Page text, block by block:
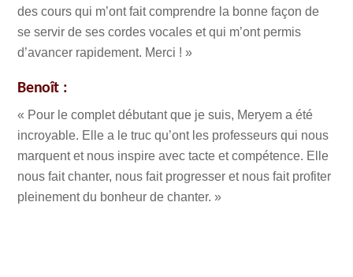
des cours qui m’ont fait comprendre la bonne façon de
se servir de ses cordes vocales et qui m’ont permis
d’avancer rapidement. Merci ! »
Benoît :
« Pour le complet débutant que je suis, Meryem a été
incroyable. Elle a le truc qu’ont les professeurs qui nous
marquent et nous inspire avec tacte et compétence. Elle
nous fait chanter, nous fait progresser et nous fait profiter
pleinement du bonheur de chanter. »